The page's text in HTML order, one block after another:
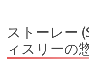
ストーレー
ィスリーの